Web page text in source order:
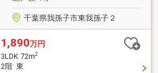
千葉県我孫子市東我孫子２
1,890万円
3LDK 72m2
2階 東